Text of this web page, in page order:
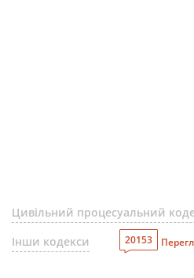
Цивільний процесуальний
Інши кодекси
20153